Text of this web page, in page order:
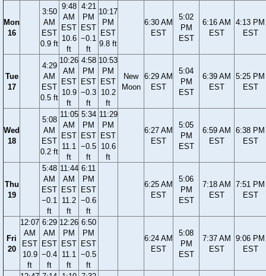
Mon
16
3:50
AM
EST
0.9 ft
9:48
AM
EST
10.6
ft
4:21
PM
EST
−0.1
ft
10:17
PM
EST
9.8 ft
6:30 AM
EST
5:02
PM
EST
6:16 AM
EST
4:13 PM
EST
Tue
17
4:29
AM
EST
0.5 ft
10:26
AM
EST
10.9
ft
4:58
PM
EST
−0.3
ft
10:53
PM
EST
10.2
ft
New
Moon
6:29 AM
EST
5:04
PM
EST
6:39 AM
EST
5:25 PM
EST
Wed
18
5:08
AM
EST
0.2 ft
11:05
AM
EST
11.1
ft
5:34
PM
EST
−0.5
ft
11:29
PM
EST
10.6
ft
6:27 AM
EST
5:05
PM
EST
6:59 AM
EST
6:38 PM
EST
Thu
19
5:48
AM
EST
−0.1
ft
11:44
AM
EST
11.2
ft
6:11
PM
EST
−0.6
ft
6:25 AM
EST
5:06
PM
EST
7:18 AM
EST
7:51 PM
EST
Fri
20
12:07
AM
EST
10.9
ft
6:29
AM
EST
−0.4
ft
12:26
PM
EST
11.1
ft
6:50
PM
EST
−0.5
ft
6:24 AM
EST
5:08
PM
EST
7:37 AM
EST
9:06 PM
EST